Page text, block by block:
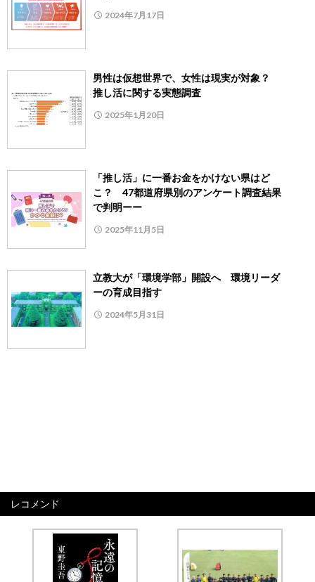
2024年7月17日
男性は仮想世界で、女性は現実が対象？
推し活に関する実態調査
2025年1月20日
「推し活」に一番お金をかけない県はど
こ？ 47都道府県別のアンケート調査結果
で判明ーー
2025年11月5日
立教大が「環境学部」開設へ 環境リーダ
ーの育成目指す
2024年5月31日
レコメンド